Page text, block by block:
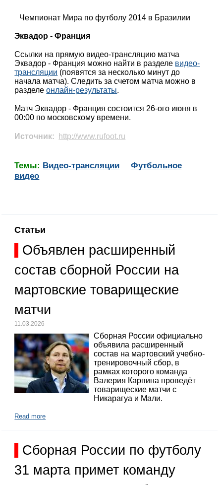
Чемпионат Мира по футболу 2014 в Бразилии
Эквадор - Франция
Ссылки на прямую видео-трансляцию матча
Эквадор - Франция можно найти в разделе видео-
трансляции (появятся за несколько минут до
начала матча). Следить за счетом матча можно в
разделеонлайн-результаты.
Матч Эквадор - Франция состоится 26-ого июня в
00:00 по московскому времени.
Источник: http://www.rufoot.ru
Темы: Видео-трансляции
Футбольное
видео
Статьи
Объявлен расширенный
состав сборной России на
мартовские товарищеские
матчи
11.03.2026
Сборная России официально
объявила расширенный
состав на мартовский учебно-
тренировочный сбор, в
рамках которого команда
Валерия Карпина проведёт
товарищеские матчи с
Никарагуа и Мали.
Read more
Сборная России по футболу
31 марта примет команду